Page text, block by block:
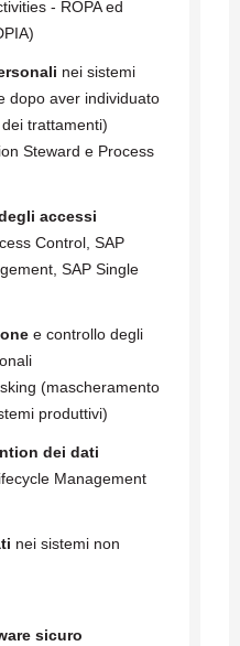
- ROPA ed
nei sistemi
dopo aver individuato
trattamenti)
Steward e Process
accessi
Control, SAP
SAP Single
e controllo degli
(mascheramento
produttivi)
dei dati
Management
nei sistemi non
sicuro